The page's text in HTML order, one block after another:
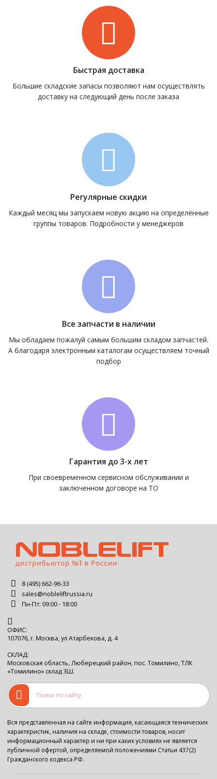
Быстрая доставка
Большие складские запасы позволяют нам осуществлять
доставку на следующий день после заказа
Регулярные скидки
Каждый месяц мы запускаем новую акцию на определённые
группы товаров. Подробности у менеджеров
Все запчасти в наличии
Мы обладаем пожалуй самым большим складом запчастей.
А благодаря электронным каталогам осуществляем точный
подбор
Гарантия до 3-х лет
При своевременном сервисном обслуживании и
заключенном договоре на ТО
8 (495) 662-96-33
sales@nobleliftrussia.ru
Пн-Пт: 09:00 - 18:00
ОФИС:
107076, г. Москва, ул Атарбекова, д. 4
СКЛАД:
Московская область, Люберецкий район, пос. Томилино, ТЛК
«Томилино» склад 3Ш.
Вся представленная на сайте информация, касающаяся технических
характеристик, наличия на складе, стоимости товаров, носит
информационный характер и ни при каких условиях не является
публичной офертой, определяемой положениями Статьи 437(2)
Гражданского кодекса РФ.